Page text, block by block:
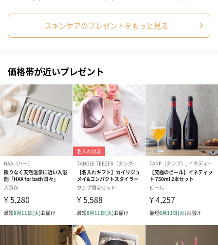
円）
ク）M（550円）
包装紙
ラッピングを施してお届けいたします。
ゴールド（390円） ピンク（390円） グリーン（
スキンケアのプレゼントをもっと見る
価格帯が近いプレゼント